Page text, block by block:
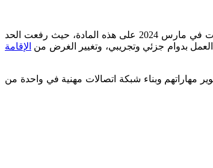
تتيح تأشيرة البحث عن تدريب مهني في المانيا، بموجب المادة 17 من قانون الإقامة، للأفراد دخول ألمانيا للبحث عن فرص تدريبية محليًا. تم إدخال تعديلات في مارس 2024 على هذه المادة، حيث رفعت الحد
الإقامة
مهاراتهم وبناء شبكة اتصالات مهنية في واحدة من